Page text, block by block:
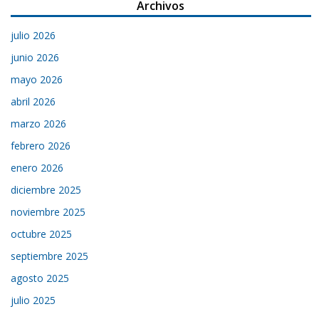
Archivos
julio 2026
junio 2026
mayo 2026
abril 2026
marzo 2026
febrero 2026
enero 2026
diciembre 2025
noviembre 2025
octubre 2025
septiembre 2025
agosto 2025
julio 2025